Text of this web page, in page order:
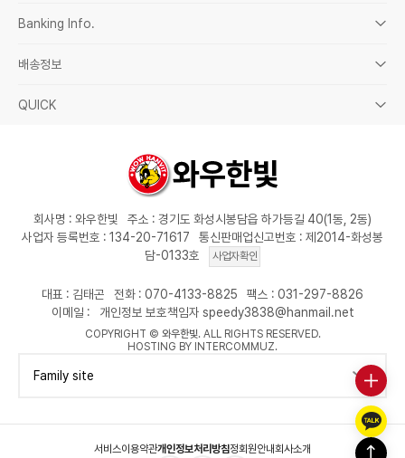
서비스이용약관개인정보처리방침정회원안내회사소개
Banking Info.
배송정보
QUICK
회사명 : 와우한빛
주소 : 경기도 화성시봉담읍 하가등길 40(1동, 2동)
사업자 등록번호 : 134-20-71617
통신판매업신고번호 : 제2014-화성봉
담-0133호
사업자확인
대표 : 김태곤 전화 : 070-4133-8825
팩스 : 031-297-8826
이메일 :
개인정보 보호책임자 speedy3838@hanmail.net
COPYRIGHT © 와우한빛. ALL RIGHTS RESERVED.
HOSTING BY INTERCOMMUZ.
Family site